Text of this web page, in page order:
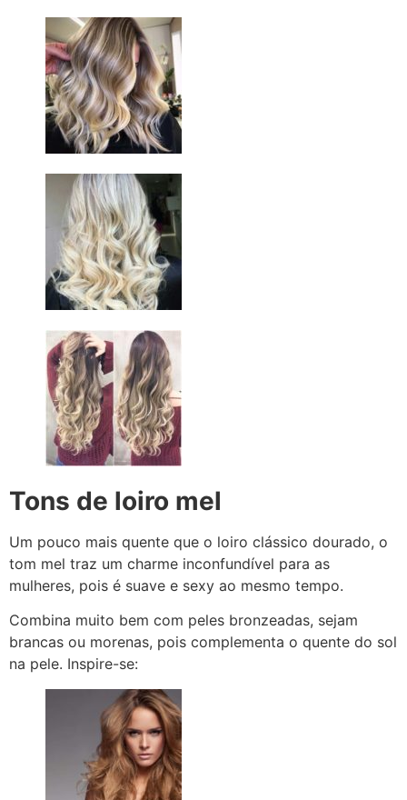
Tons de loiro mel
Um pouco mais quente que o loiro clássico dourado, o
tom mel traz um charme inconfundível para as
mulheres, pois é suave e sexy ao mesmo tempo.
Combina muito bem com peles bronzeadas, sejam
brancas ou morenas, pois complementa o quente do sol
na pele. Inspire-se: